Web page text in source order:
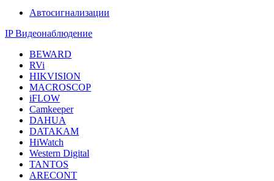
Автосигнализации
IP Видеонаблюдение
BEWARD
RVi
HIKVISION
MACROSCOP
iFLOW
Camkeeper
DAHUA
DATAKAM
HiWatch
Western Digital
TANTOS
ARECONT